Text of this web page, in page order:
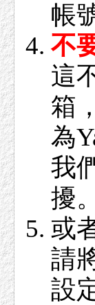
帳
不
這
箱
為
我
擾
或
請
設